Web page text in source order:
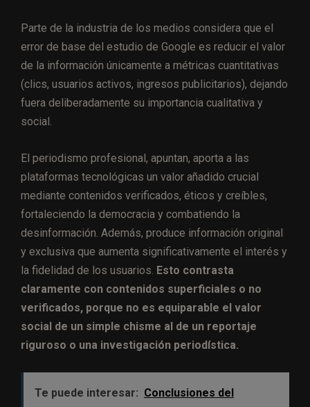
Parte de la industria de los medios considera que el
error de base del estudio de Google es reducir el valor
de la información únicamente a métricas cuantitativas
(clics, usuarios activos, ingresos publicitarios), dejando
fuera deliberadamente su importancia cualitativa y
social.
El periodismo profesional, apuntan, aporta a las
plataformas tecnológicas un valor añadido crucial
mediante contenidos verificados, éticos y creíbles,
fortaleciendo la democracia y combatiendo la
desinformación. Además, produce información original
y exclusiva que aumenta significativamente el interés y
la fidelidad de los usuarios. Esto contrasta
claramente con contenidos superficiales o no
verificados, porque no es equiparable el valor
social de un simple chisme al de un reportaje
riguroso o una investigación periodística.
Te puede interesar: Conclusiones del